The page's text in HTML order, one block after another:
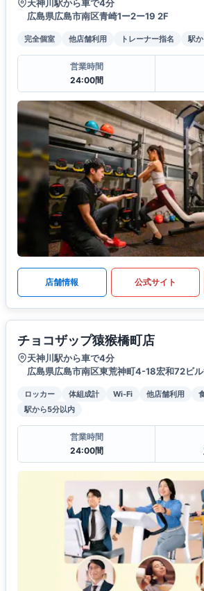
天神川駅から車で4分
広島県広島市南区青崎1ー2ー19 2F
完全個室 他店舗利用 トレーナー指名 駅
営業時間
24:00間
店舗情報 公式サイト
チョコザップ猿猴橋町店
天神川駅から車で4分
広島県広島市南区東荒神町4-18宏和72ビル
ロッカー 体組成計 Wi-Fi 他店舗利用
駅から5分以内
営業時間
24:00間